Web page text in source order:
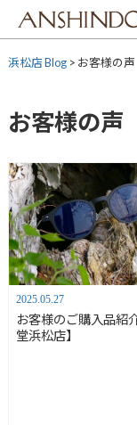
content
浜松店 Blog> お客様の声
お客様の声
2025.05.27
お客様のご購入品紹
堂浜松店】